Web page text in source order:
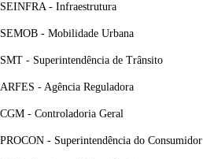
SEINFRA - Infraestrutura
SEMOB - Mobilidade Urbana
SMT - Superintendência de Trânsito
ARFES - Agência Reguladora
CGM - Controladoria Geral
PROCON - Superintendência do Consumidor